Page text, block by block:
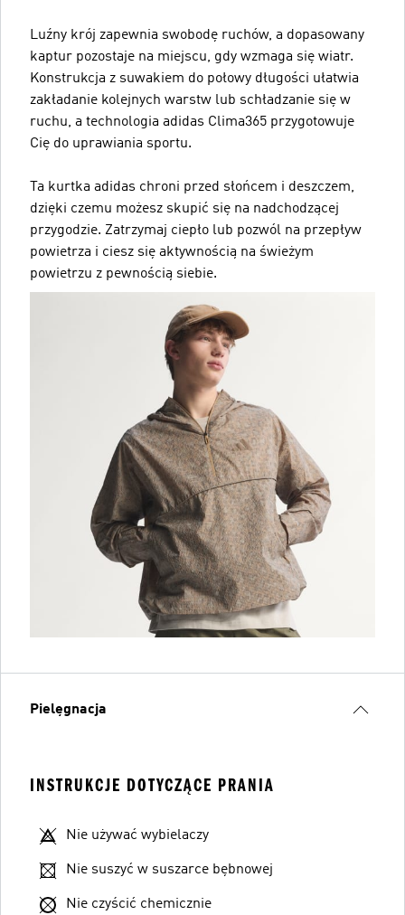
Luźny krój zapewnia swobodę ruchów, a dopasowany
kaptur pozostaje na miejscu, gdy wzmaga się wiatr.
Konstrukcja z suwakiem do połowy długości ułatwia
zakładanie kolejnych warstw lub schładzanie się w
ruchu, a technologia adidas Clima365 przygotowuje
Cię do uprawiania sportu.
Ta kurtka adidas chroni przed słońcem i deszczem,
dzięki czemu możesz skupić się na nadchodzącej
przygodzie. Zatrzymaj ciepło lub pozwól na przepływ
powietrza i ciesz się aktywnością na świeżym
powietrzu z pewnością siebie.
Pielęgnacja
INSTRUKCJE DOTYCZĄCE PRANIA
Nie używać wybielaczy
Nie suszyć w suszarce bębnowej
Nie czyścić chemicznie